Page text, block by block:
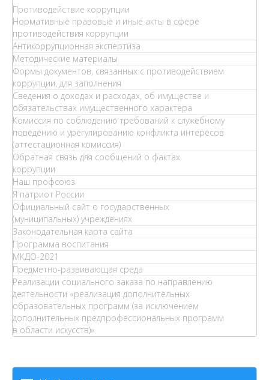
Противодействие коррупции
Нормативные правовые и иные акты в сфере
противодействия коррупции
Антикоррупционная экспертиза
Методические материалы
Формы документов, связанных с противодействием
коррупции, для заполнения
Сведения о доходах и расходах, об имуществе и
обязательствах имущественного характера
Комиссия по соблюдению требований к служебному
поведению и урегулированию конфликта интересов
(аттестационная комиссия)
Обратная связь для сообщений о фактах
коррупции
Наш профсоюз
Я патриот России
Официальный сайт о государственных
(муниципальных) учреждениях
Законодательная карта сайта
Программа воспитания
МКДО-2021
Предметно-развивающая среда
Реализации социального заказа по направлению
деятельности «реализация дополнительных
образовательных программ (за исключением
дополнительных предпрофессиональных программ
в области искусств)»